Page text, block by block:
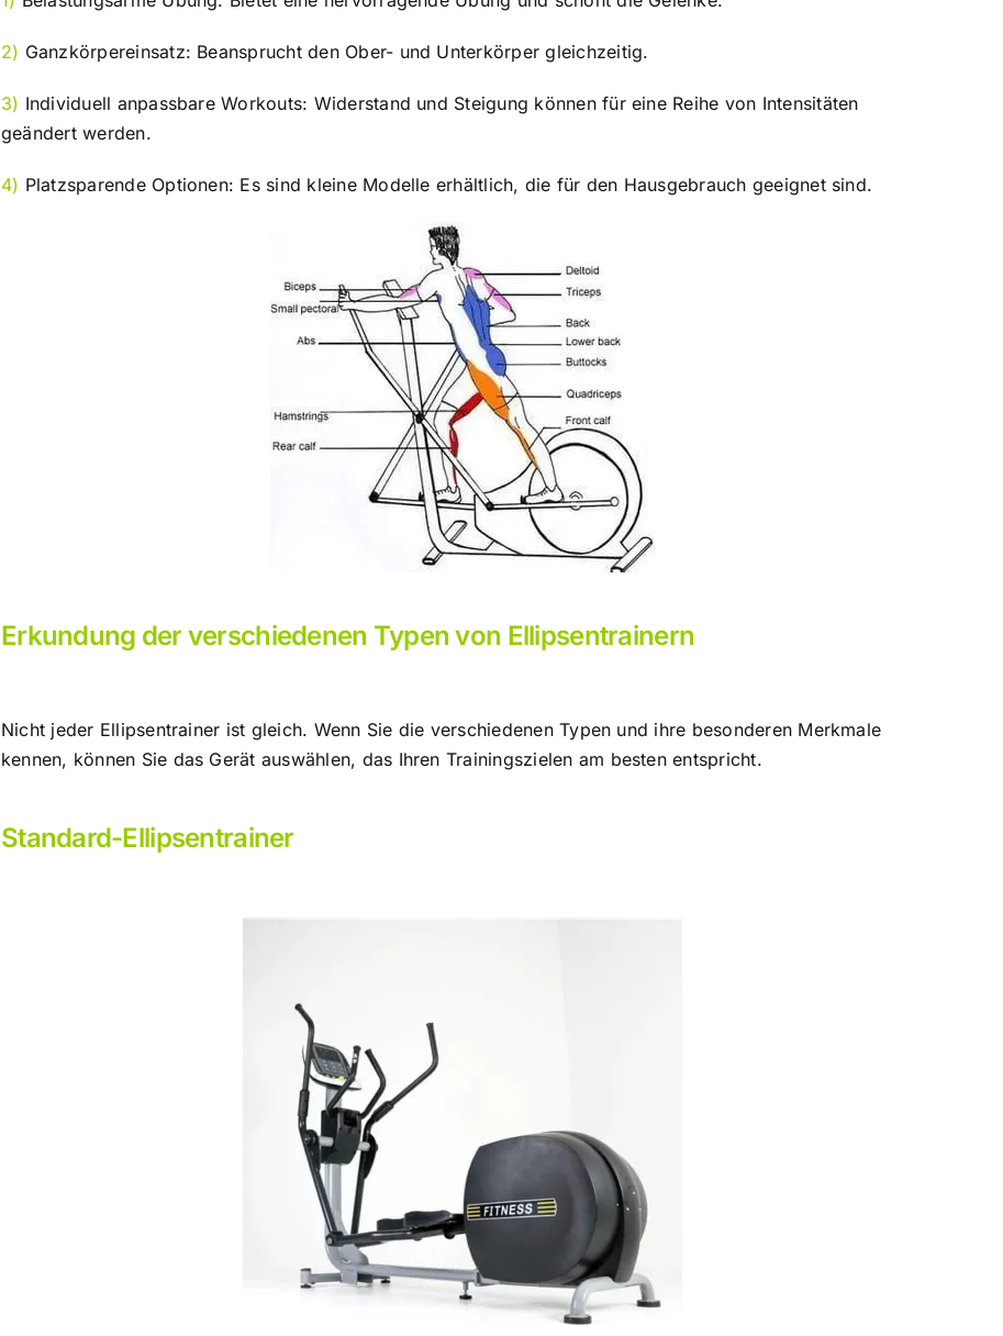
2) Ganzkörpereinsatz: Beansprucht den Ober- und Unterkörper gleichzeitig.
3) Individuell anpassbare Workouts: Widerstand und Steigung können für eine Reihe von Intensitäten
geändert werden.
4) Platzsparende Optionen: Es sind kleine Modelle erhältlich, die für den Hausgebrauch geeignet sind.
Erkundung der verschiedenen Typen von Ellipsentrainern
Nicht jeder Ellipsentrainer ist gleich. Wenn Sie die verschiedenen Typen und ihre besonderen Merkmale
kennen, können Sie das Gerät auswählen, das Ihren Trainingszielen am besten entspricht.
Standard-Ellipsentrainer